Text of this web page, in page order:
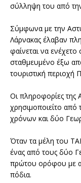
σύλληψη του από
Σύμφωνα με την
Λάρνακας έλαβαν
φαίνεται να ενέχετο
σταθμευμένο έξω
τουριστική περιοχή
Οι πληροφορίες της
χρησιμοποιείτο από
χρόνων και δύο
Όταν τα μέλη του
ένας από τους δύο
πρώτου ορόφου με
πόδια.